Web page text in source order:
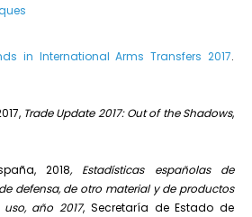
in International Arms Transfers 2017.
Trade Update 2017: Out of the Shadows,
2018, Estadísticas españolas de
defensa, de otro material y de productos
año 2017, Secretaría de Estado de